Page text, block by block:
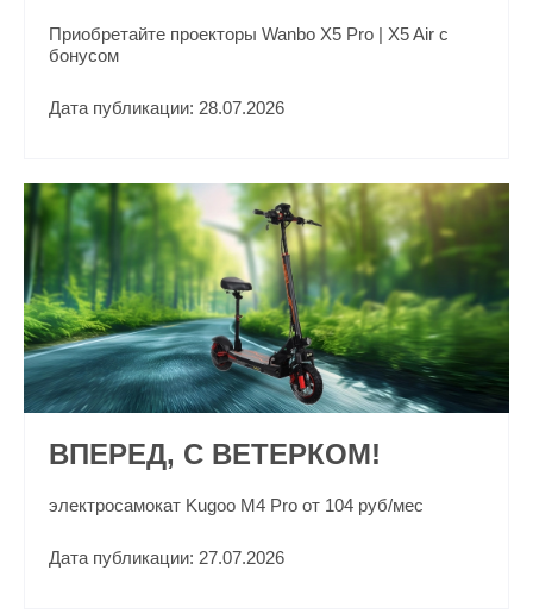
Приобретайте проекторы Wanbo X5 Pro | X5 Air с
бонусом
Дата публикации: 28.07.2026
ВПЕРЕД, С ВЕТЕРКОМ!
электросамокат Kugoo M4 Pro от 104 руб/мес
Дата публикации: 27.07.2026